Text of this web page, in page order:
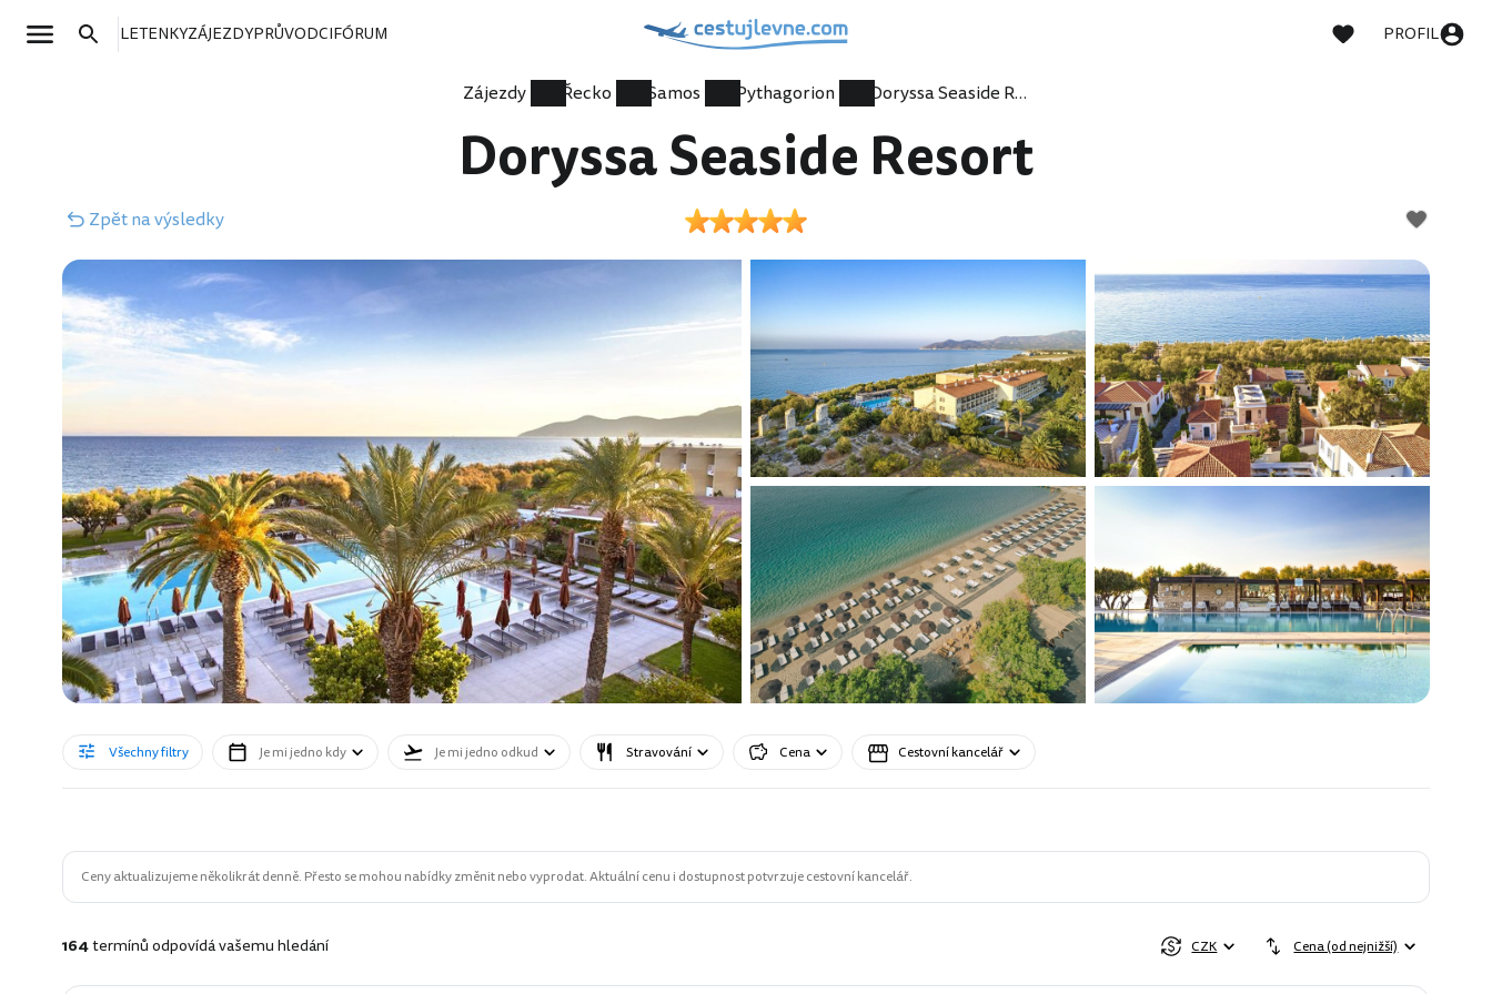
LETENKYZÁJEZDYPRŮVODCIFÓRUM PROFIL
Zájezdy Řecko Samos Pythagorion Doryssa Seaside Resort
Doryssa Seaside Resort
Zpětna výsledky
Všechny filtry Je mi jedno kdy Je mi jedno odkud Stravování Cena Cestovní kancelář
Ceny aktualizujeme několikrát denně. Přesto se mohou nabídky změnit nebo vyprodat. Aktuální cenu i dostupnost potvrzuje cestovní kancelář.
164termínů odpovídá vašemu hledání CZK Cena (od nejnižší)